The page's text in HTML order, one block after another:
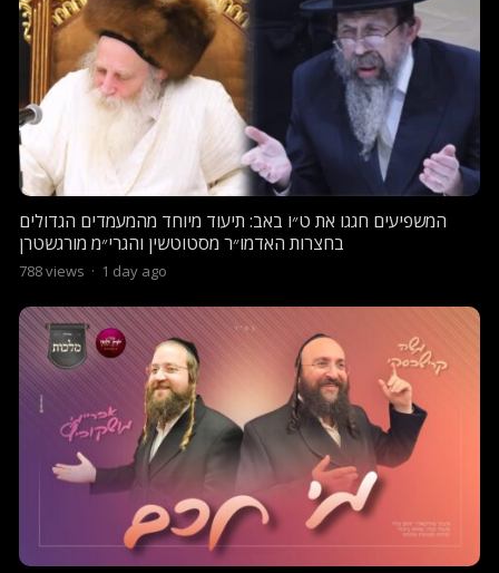
המשפיעים חגגו את ט״ו באב: תיעוד מיוחד מהמעמדים הגדולים
בחצרות האדמו״ר מסטוטשין והגרי״מ מורגשטרן
788views · 1 day ago